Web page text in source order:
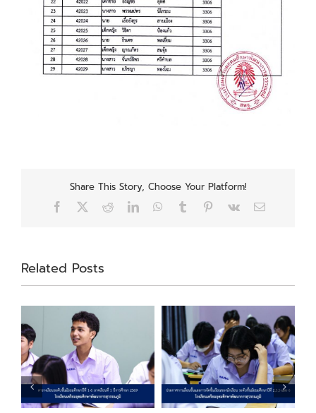
Share This Story, Choose Your Platform!
Facebook RedditLinkedInWhatsApp
Tumblr Pinterest
Vk Email
Related Posts